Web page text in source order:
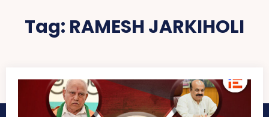
Tag: RAMESH JARKIHOLI